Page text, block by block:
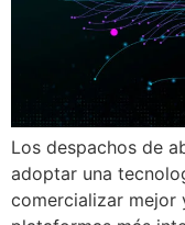
Los despachos de
adoptar una
comercializar mejor